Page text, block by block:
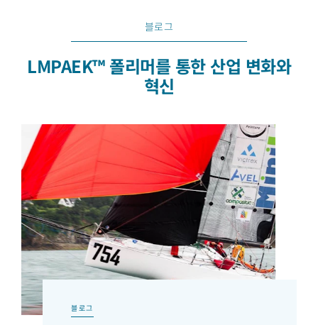
블로그
LMPAEK™ 폴리머를 통한 산업 변화와
혁신
블로그